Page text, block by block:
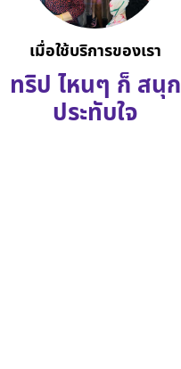
เมื่อใช้บริการของเรา
ทริป ไหนๆ ก็ สนุก
ประทับใจ